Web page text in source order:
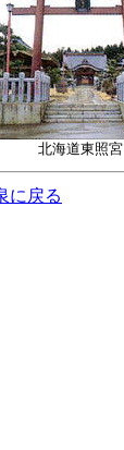
北海道東照宮
に戻る